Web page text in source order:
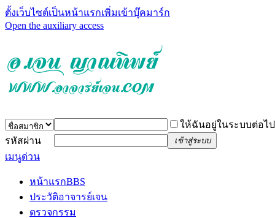
ตั้งเว็บไซต์เป็นหน้าแรกเพิ่มเข้าบุ๊คมาร์ก
Open the auxiliary access
ให้ฉันอยู่ในระบบต่อไป
รหัสผ่าน
เข้าสู่ระบบ
เมนูด่วน
หน้าแรกBBS
ประวัติอาจารย์เจน
ตรวจกรรม